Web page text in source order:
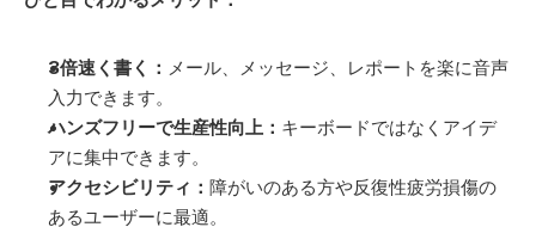
3倍速く書く： メール、メッセージ、レポートを楽に音声
入力できます。
ハンズフリーで生産性向上： キーボードではなくアイデ
アに集中できます。
アクセシビリティ： 障がいのある方や反復性疲労損傷の
あるユーザーに最適。